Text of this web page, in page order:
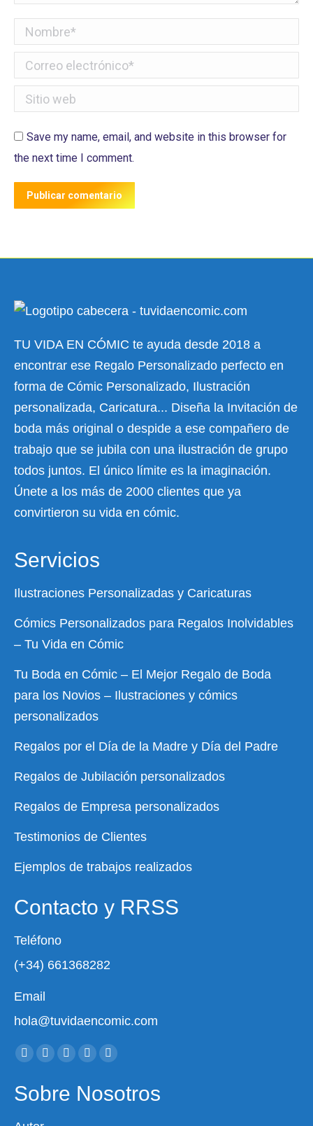
Nombre *
Correo electrónico *
Sitio web
Save my name, email, and website in this browser for
the next time I comment.
Publicar comentario
TU VIDA EN CÓMIC te ayuda desde 2018 a
encontrar ese Regalo Personalizado perfecto en
forma de Cómic Personalizado, Ilustración
personalizada, Caricatura... Diseña la Invitación de
boda más original o despide a ese compañero de
trabajo que se jubila con una ilustración de grupo
todos juntos. El único límite es la imaginación.
Únete a los más de 2000 clientes que ya
convirtieron su vida en cómic.
Servicios
Ilustraciones Personalizadas y Caricaturas
Cómics Personalizados para Regalos Inolvidables
– Tu Vida en Cómic
Tu Boda en Cómic – El Mejor Regalo de Boda
para los Novios – Ilustraciones y cómics
personalizados
Regalos por el Día de la Madre y Día del Padre
Regalos de Jubilación personalizados
Regalos de Empresa personalizados
Testimonios de Clientes
Ejemplos de trabajos realizados
Contacto y RRSS
Teléfono
(+34) 661368282
Email
hola@tuvidaencomic.com
Encuéntranos en:
Facebook
opens
X
opens
YouTube
opens
Instagram
opens
Whatsapp
opens
Sobre Nosotros